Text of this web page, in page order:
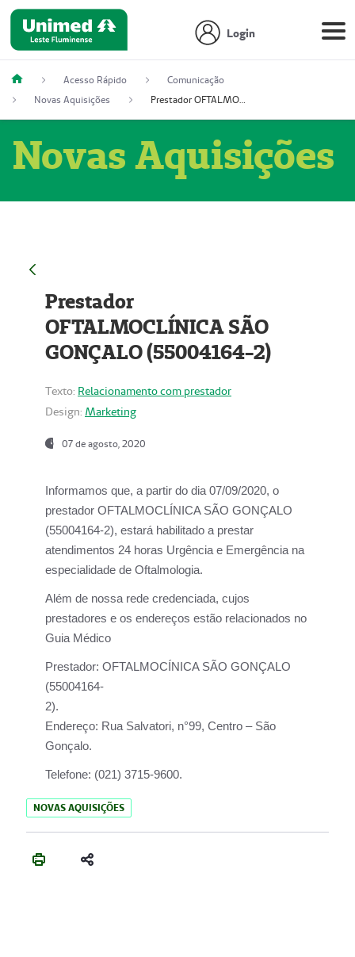
Login
Acesso Rápido
Comunicação
Novas Aquisições
Prestador OFTALMOCLÍNICA SÃO GONÇALO (55004164-2)
Novas Aquisições
Prestador
OFTALMOCLÍNICA SÃO
GONÇALO (55004164-2)
Texto: Relacionamento com prestador
Design: Marketing
07 de agosto, 2020
Informamos que, a partir do dia07/09/2020, o
prestador OFTALMOCLÍNICA SÃO GONÇALO
(55004164-2), estará habilitado a prestar
atendimentos 24 horas Urgência e Emergência na
especialidade de Oftalmologia.
Além de nossa rede credenciada, cujos
prestadores e os endereços estão relacionados no
Guia Médico
Prestador: OFTALMOCÍNICA SÃO GONÇALO
(55004164-
2).
Endereço: Rua Salvatori, n°99, Centro – São
Gonçalo.
Telefone: (021) 3715-9600.
NOVAS AQUISIÇÕES